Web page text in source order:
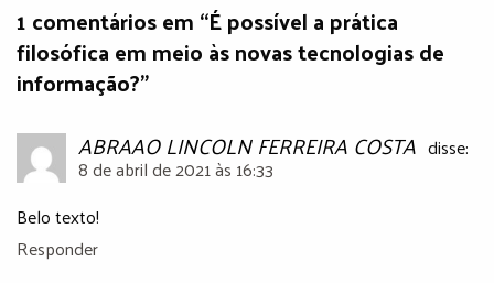
1 comentários em “É possível a prática
filosófica em meio às novas tecnologias de
informação?”
ABRAAO LINCOLN FERREIRA COSTA disse:
8 de abril de 2021 às 16:33
Belo texto!
Responder